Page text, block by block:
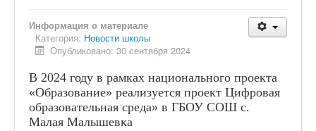
Наша деятельность
Центр "Точка роста"
Цифровая образовательная среда
Родителям
Противодействие коррупции
Информация о материале
Категория: Новости школы
Опубликовано: 30 сентября 2024
В 2024 году в рамках национального проекта
«Образование» реализуется проект Цифровая
образовательная среда» в ГБОУ СОШ с.
Малая Малышевка